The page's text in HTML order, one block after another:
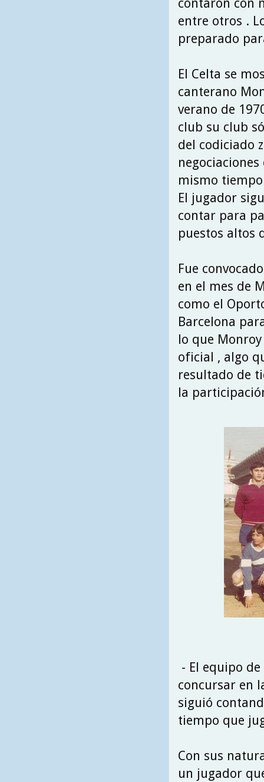
contaron con
entre otros .
preparado
El Celta se
canterano
verano de
club su club
del codiciado
mismo
El jugador
contar para
puestos altos
Fue
en el mes de
como el
Barcelona
lo que
oficial , algo
resultado de
la
- El equipo
concursar en
siguió
tiempo que
Con sus
un jugador